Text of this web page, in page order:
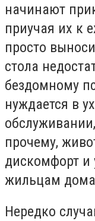
начинают
приучая их к
просто
стола
бездомному
нуждается в
прочему,
дискомфорт и
жильцам
Нередко